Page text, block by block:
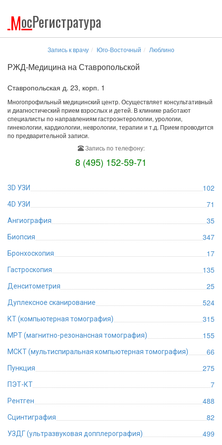
МосРегистратура
Запись к врачу Юго-Восточный Люблино
РЖД-Медицина на Ставропольской
Ставропольская д. 23, корп. 1
Многопрофильный медицинский центр. Осуществляет консультативный
и диагностический прием взрослых и детей. В клинике работают
специалисты по направлениям гастроэнтерологии, урологии,
гинекологии, кардиологии, неврологии, терапии и т.д. Прием проводится
по предварительной записи.
Запись по телефону:
8 (495) 152-59-71
3D УЗИ 102
4D УЗИ 71
Ангиография 35
Биопсия 347
Бронхоскопия 17
Гастроскопия 135
Денситометрия 25
Дуплексное сканирование 524
КТ (компьютерная томография) 315
МРТ (магнитно-резонансная томография) 155
МСКТ (мультиспиральная компьютерная томография) 66
Пункция 275
ПЭТ-КТ 7
Рентген 488
Сцинтиграфия 82
УЗДГ (ультразвуковая допплерография) 499